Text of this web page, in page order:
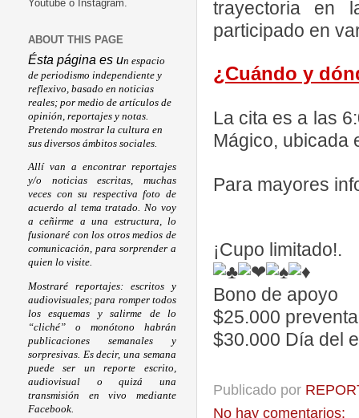
trayectoria en
participado en
¿Cuándo y
La cita es a las
Mágico, ubicada
Para mayores
¡Cupo limitado!.
Bono de apoyo
$25.000 preventa
$30.000 Día del
Publicado por
No hay comentarios:
Youtube o Instagram.
ABOUT THIS PAGE
Ésta página es un espacio
de periodismo independiente y
reflexivo, basado en noticias
reales; por medio de artículos de
opinión, reportajes y notas.
Pretendo mostrar la cultura en
sus diversos ámbitos sociales.
Allí van a encontrar reportajes
y/o noticias escritas, muchas
veces con su respectiva foto de
acuerdo al tema tratado. No voy
a ceñirme a una estructura, lo
fusionaré con los otros medios de
comunicación, para sorprender a
quien lo visite.
Mostraré reportajes: escritos y
audiovisuales; para romper todos
los esquemas y salirme de lo
“cliché” o monótono habrán
publicaciones semanales y
sorpresivas. Es decir, una semana
puede ser un reporte escrito,
audiovisual o quizá una
transmisión en vivo mediante
Facebook.